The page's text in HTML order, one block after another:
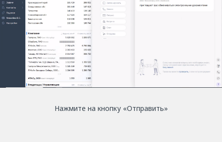
Нажмите на кнопку «Отправить»